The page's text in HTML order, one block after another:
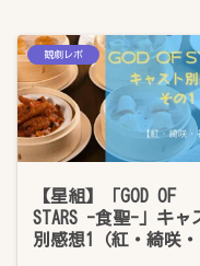
観劇レポ
【星組】「GOD OF
STARS -食聖-」キャ
別感想1（紅・綺咲・